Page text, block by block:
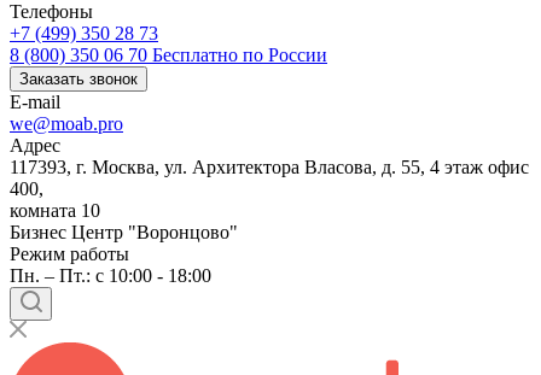
Телефоны
+7 (499) 350 28 73
8 (800) 350 06 70 Бесплатно по России
Заказать звонок
E-mail
we@moab.pro
Адрес
117393, г. Москва, ул. Архитектора Власова, д. 55, 4 этаж офис
400,
комната 10
Бизнес Центр "Воронцово"
Режим работы
Пн. – Пт.: с 10:00 - 18:00